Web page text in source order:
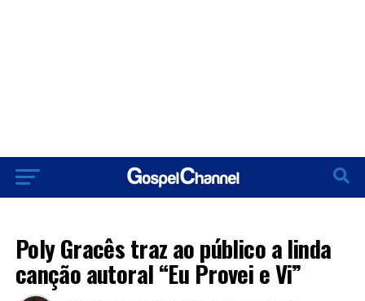
Poly Gracês traz ao público a linda
canção autoral “Eu Provei e Vi”